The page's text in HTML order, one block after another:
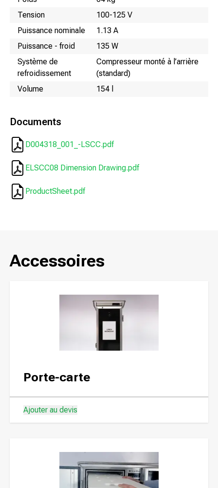
Tension
100-125 V
Puissance nominale
1.13 A
Puissance - froid
135 W
Système de
refroidissement
Compresseur monté à l’arrière
(standard)
Volume
154 l
Documents
D004318_001_-LSCC.pdf
ELSCC08 Dimension Drawing.pdf
ProductSheet.pdf
Accessoires
Porte-carte
Ajouter au devis